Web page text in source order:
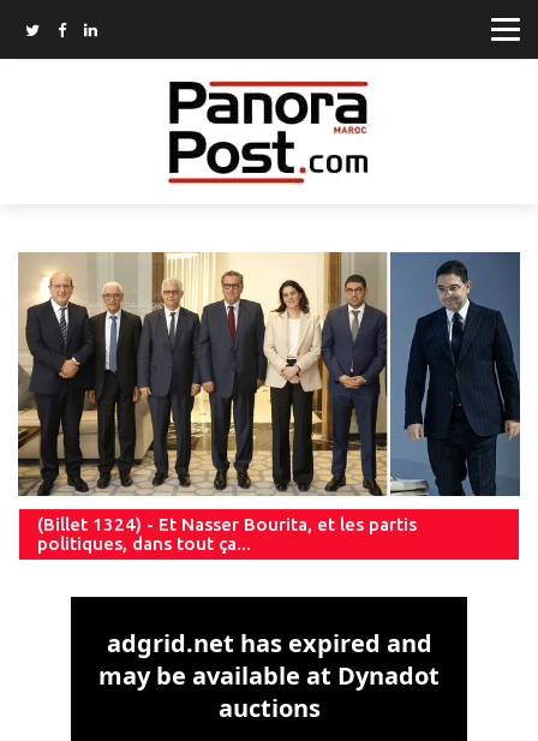
(Billet 1324) - Et Nasser Bourita, et les partis
politiques, dans tout ça...